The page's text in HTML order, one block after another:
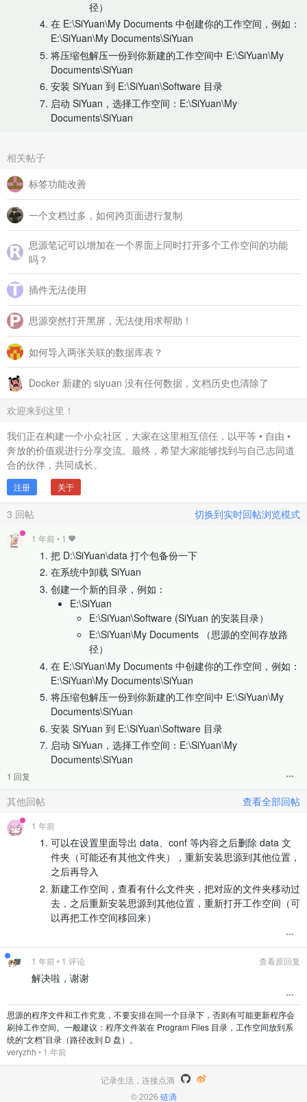
径）
在 E:\SiYuan\My Documents 中创建你的工作空间，例如：
E:\SiYuan\My Documents\SiYuan
将压缩包解压一份到你新建的工作空间中 E:\SiYuan\My
Documents\SiYuan
安装 SiYuan 到 E:\SiYuan\Software 目录
启动 SiYuan，选择工作空间：E:\SiYuan\My
Documents\SiYuan
相关帖子
标签功能改善
一个文档过多，如何跨页面进行复制
思源笔记可以增加在一个界面上同时打开多个工作空间的功能
吗？
插件无法使用
思源突然打开黑屏，无法使用求帮助！
如何导入两张关联的数据库表？
Docker 新建的 siyuan 没有任何数据，文档历史也清除了
欢迎来到这里！
我们正在构建一个小众社区，大家在这里相互信任，以平等 • 自由 •
奔放的价值观进行分享交流。最终，希望大家能够找到与自己志同道
合的伙伴，共同成长。
注册 关于
3 回帖 切换到实时回帖浏览模式
1 年前• 1
把 D:\SiYuan\data 打个包备份一下
在系统中卸载 SiYuan
创建一个新的目录，例如：
E:\SiYuan
E:\SiYuan\Software (SiYuan 的安装目录）
E:\SiYuan\My Documents （思源的空间存放路
径）
在 E:\SiYuan\My Documents 中创建你的工作空间，例如：
E:\SiYuan\My Documents\SiYuan
将压缩包解压一份到你新建的工作空间中 E:\SiYuan\My
Documents\SiYuan
安装 SiYuan 到 E:\SiYuan\Software 目录
启动 SiYuan，选择工作空间：E:\SiYuan\My
Documents\SiYuan
1 回复
其他回帖 查看全部回帖
1 年前
可以在设置里面导出 data、conf 等内容之后删除 data 文
件夹（可能还有其他文件夹），重新安装思源到其他位置，
之后再导入
新建工作空间，查看有什么文件夹，把对应的文件夹移动过
去，之后重新安装思源到其他位置，重新打开工作空间（可
以再把工作空间移回来）
1 年前• 1 评论 查看原回复
解决啦，谢谢
思源的程序文件和工作究竟，不要安排在同一个目录下，否则有可能更新程序会
刷掉工作空间。一般建议：程序文件装在 Program Files 目录，工作空间放到系
统的“文档”目录（路径改到 D 盘）。
veryzhh • 1 年前
记录生活，连接点滴
© 2026 链滴